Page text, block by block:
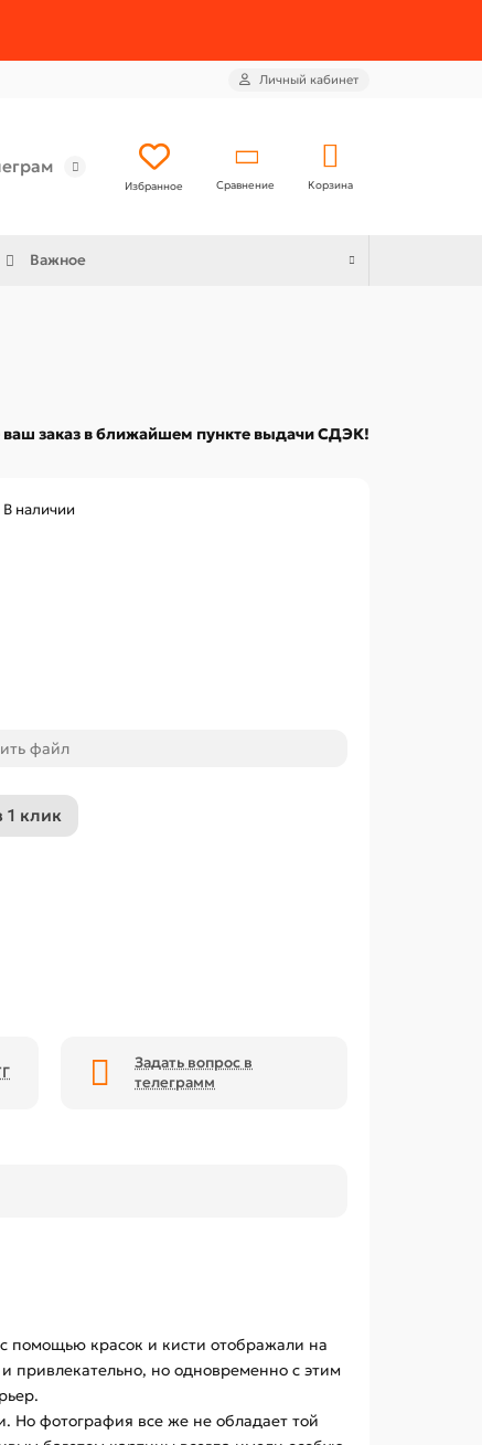
Личный кабинет
Избранное Сравнение Корзина
Важное
ваш заказ в ближайшем пункте выдачи СДЭК!
В наличии
файл
1 клик
Задать вопрос в
телеграмм
помощью красок и кисти отображали на
привлекательно, но одновременно с этим
Но фотография все же не обладает той